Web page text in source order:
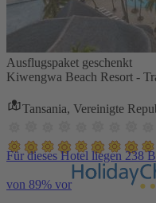
Ausflugspaket geschenkt
Kiwengwa Beach Resort -
Tansania, Vereinigte
Für dieses Hotel liegen 238
von 89% vor